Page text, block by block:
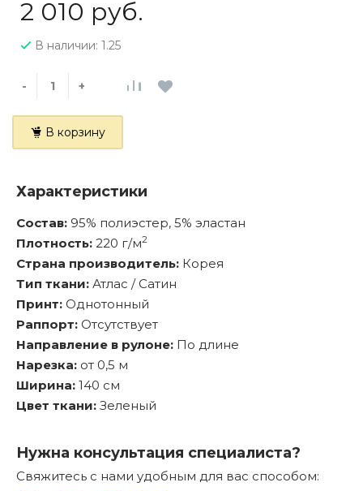
2 010 руб.
В наличии: 1.25
- +
В корзину
Характеристики
Состав: 95% полиэстер, 5% эластан
Плотность: 220 г/м2
Страна производитель: Корея
Тип ткани: Атлас / Сатин
Принт: Однотонный
Раппорт: Отсутствует
Направление в рулоне: По длине
Нарезка: от 0,5 м
Ширина: 140 см
Цвет ткани: Зеленый
Нужна консультация специалиста?
Свяжитесь с нами удобным для вас способом: